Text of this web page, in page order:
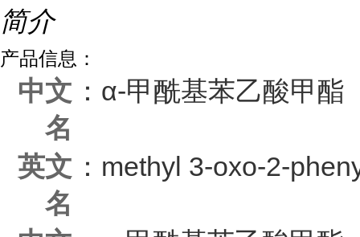
简介
产品信息：
中文
名
：α-甲酰基苯乙酸甲酯
英文
名
：methyl 3-oxo-2-